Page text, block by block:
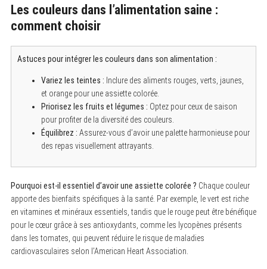
Les couleurs dans l’alimentation saine :
comment choisir
Astuces pour intégrer les couleurs dans son alimentation :
Variez les teintes : Inclure des aliments rouges, verts, jaunes,
et orange pour une assiette colorée.
Priorisez les fruits et légumes : Optez pour ceux de saison
pour profiter de la diversité des couleurs.
Équilibrez : Assurez-vous d’avoir une palette harmonieuse pour
des repas visuellement attrayants.
Pourquoi est-il essentiel d’avoir une assiette colorée ? Chaque couleur
apporte des bienfaits spécifiques à la santé. Par exemple, le vert est riche
en vitamines et minéraux essentiels, tandis que le rouge peut être bénéfique
pour le cœur grâce à ses antioxydants, comme les lycopènes présents
dans les tomates, qui peuvent réduire le risque de maladies
cardiovasculaires selon l’American Heart Association.